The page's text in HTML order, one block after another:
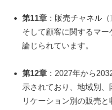
第11章 ：販売チャネル
そして顧客に関するマ
論じられています。
第12章 ：2027年から
示されており、地域別
リケーション別の販売